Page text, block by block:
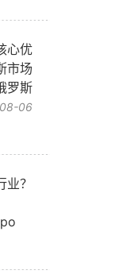
心优
市场
罗斯
06
？